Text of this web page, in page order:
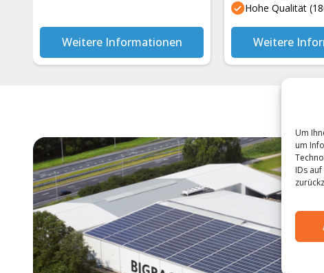
Um
um
IDs
Weitere Informationen
Hohe Qualität
Weitere